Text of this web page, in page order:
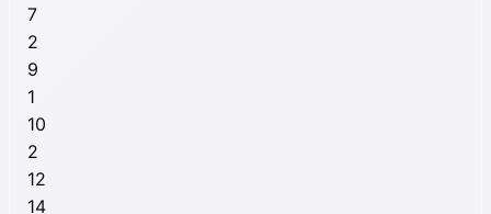
7
2
9
1
10
2
12
14